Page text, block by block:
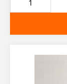
base